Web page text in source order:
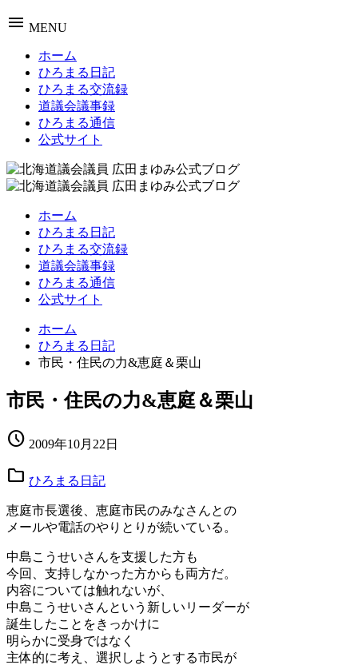
menu MENU
ホーム
ひろまる日記
ひろまる交流録
道議会議事録
ひろまる通信
公式サイト
ホーム
ひろまる日記
ひろまる交流録
道議会議事録
ひろまる通信
公式サイト
ホーム
ひろまる日記
市民・住民の力&恵庭＆栗山
市民・住民の力&恵庭＆栗山
schedule 2009年10月22日
folder ひろまる日記
恵庭市長選後、恵庭市民のみなさんとの
メールや電話のやりとりが続いている。
中島こうせいさんを支援した方も
今回、支持しなかった方からも両方だ。
内容については触れないが、
中島こうせいさんという新しいリーダーが
誕生したことをきっかけに
明らかに受身ではなく
主体的に考え、選択しようとする市民が